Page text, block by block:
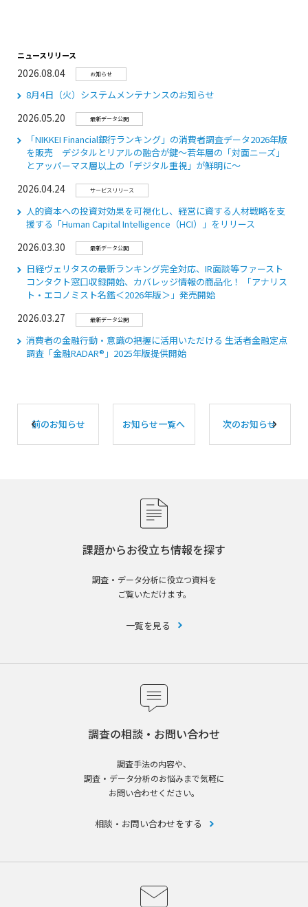
ニュースリリース
2026.08.04 お知らせ
8月4日（火）システムメンテナンスのお知らせ
2026.05.20 最新データ公開
「NIKKEI Financial銀行ランキング」の消費者調査データ2026年版
を販売 デジタルとリアルの融合が鍵～若年層の「対面ニーズ」
とアッパーマス層以上の「デジタル重視」が鮮明に～
2026.04.24 サービスリリース
人的資本への投資対効果を可視化し、経営に資する人材戦略を支
援する「Human Capital Intelligence（HCI）」をリリース
2026.03.30 最新データ公開
日経ヴェリタスの最新ランキング完全対応、IR面談等ファースト
コンタクト窓口収録開始、カバレッジ情報の商品化！ 「アナリス
ト・エコノミスト名鑑＜2026年版＞」発売開始
2026.03.27 最新データ公開
消費者の金融行動・意識の把握に活用いただける 生活者金融定点
調査「⾦融RADAR®」2025年版提供開始
前のお知らせ お知らせ一覧へ 次のお知らせ
課題からお役立ち情報を探す
調査・データ分析に役立つ資料を
ご覧いただけます。
一覧を見る
調査の相談・お問い合わせ
調査手法の内容や、
調査・データ分析のお悩みまで気軽に
お問い合わせください。
相談・お問い合わせをする